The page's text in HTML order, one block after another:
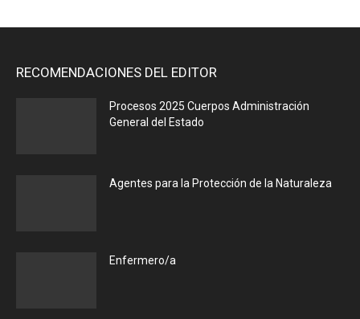
RECOMENDACIONES DEL EDITOR
Procesos 2025 Cuerpos Administración
General del Estado
Agentes para la Protección de la Naturaleza
Enfermero/a